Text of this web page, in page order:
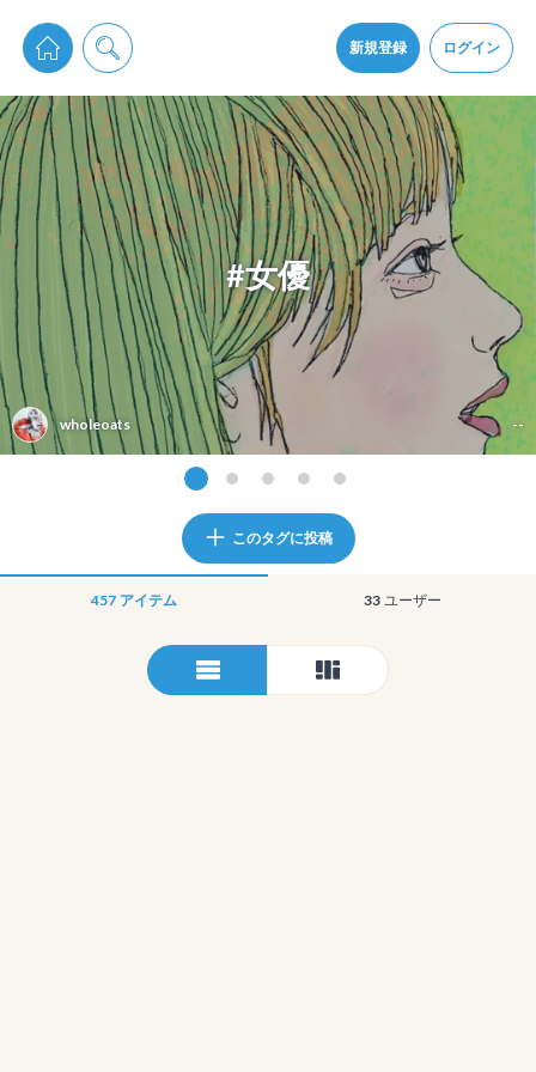
新規登録 ログイン
pixiv Sketchは2024年5月28日付で プライパシーポリシーを改定しました。
通知を受け取るにはここをクリックします
pixiv Sketchアプリでさらに快適に！
アプリをインストール
#女優
wholeoats --
このタグに投稿
457 アイテム 33 ユーザー